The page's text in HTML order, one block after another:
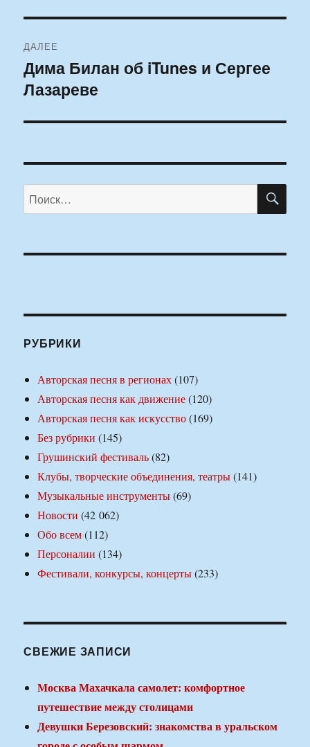
ДАЛЕЕ
Следующая
запись:
Дима Билан об iTunes и Сергее
Лазареве
Искать:
РУБРИКИ
Авторская песня в регионах(107)
Авторская песня как движение(120)
Авторская песня как искусство(169)
Без рубрики (145)
Грушинский фестиваль(82)
Клубы, творческие объединения, театры(141)
Музыкальные инструменты(69)
Новости (42 062)
Обо всем(112)
Персоналии (134)
Фестивали, конкурсы, концерты(233)
СВЕЖИЕ ЗАПИСИ
Москва Махачкала самолет: комфортное
путешествие между столицами
Девушки Березовский: знакомства в уральском